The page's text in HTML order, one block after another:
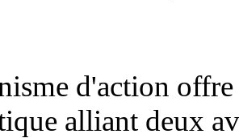
d'action
alliant deux